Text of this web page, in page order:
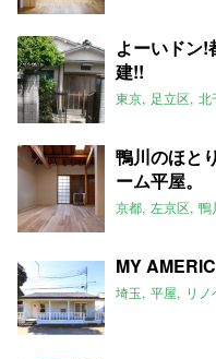
よーいドン!
建!!
東京 足立区 北
鴨川のほと
ーム平屋。
京都 左京区 鴨
MY
埼玉 平屋 リ